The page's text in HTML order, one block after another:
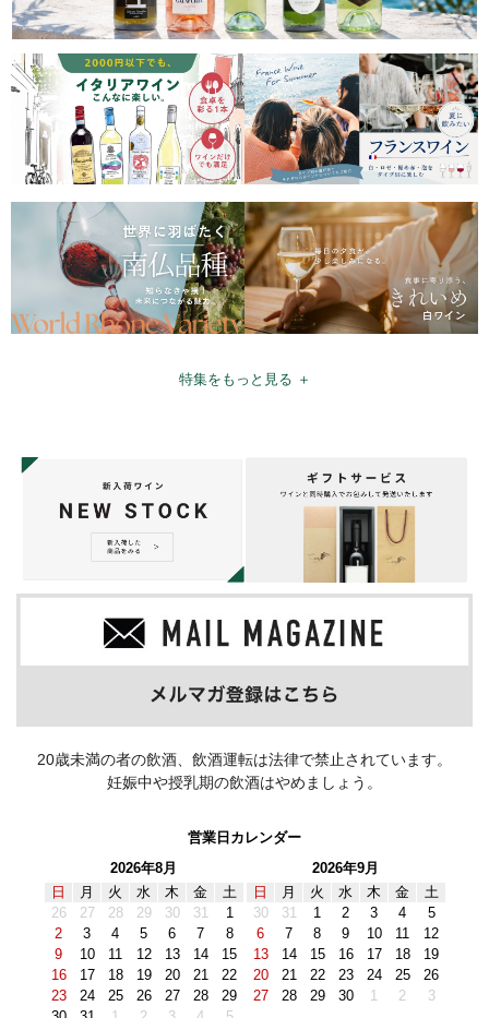
特集をもっと見る ＋
20歳未満の者の飲酒、飲酒運転は法律で禁止されています。
妊娠中や授乳期の飲酒はやめましょう。
営業日カレンダー
2026年8月
日
月 火 水 木 金
土
26
27 28 29 30 31
1
2
3 4 5 6 7
8
9
10 11 12 13 14
15
16
17 18 19 20 21
22
23
24 25 26 27 28
29
2026年9月
日
月 火 水 木 金
土
30
31 1 2 3 4
5
6
7 8 9 10 11
12
13
14 15 16 17 18
19
20
21 22 23 24 25
26
27
28 29 30 1 2 3